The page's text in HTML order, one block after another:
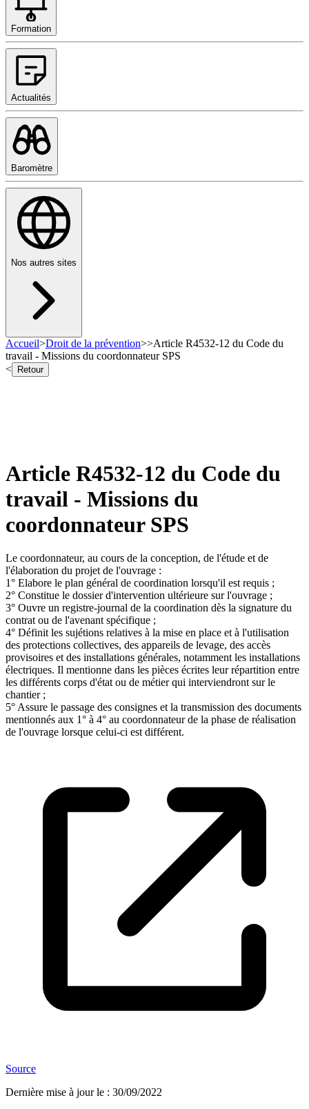
Formation
Actualités
Baromètre
Nos autres sites
Accueil>Droit de la prévention>>Article R4532-12 du Code du
travail - Missions du coordonnateur SPS
<
Retour
Article R4532-12 du Code du
travail - Missions du
coordonnateur SPS
Le coordonnateur, au cours de la conception, de l'étude et de
l'élaboration du projet de l'ouvrage :
1° Elabore le plan général de coordination lorsqu'il est requis ;
2° Constitue le dossier d'intervention ultérieure sur l'ouvrage ;
3° Ouvre un registre-journal de la coordination dès la signature du
contrat ou de l'avenant spécifique ;
4° Définit les sujétions relatives à la mise en place et à l'utilisation
des protections collectives, des appareils de levage, des accès
provisoires et des installations générales, notamment les installations
électriques. Il mentionne dans les pièces écrites leur répartition entre
les différents corps d'état ou de métier qui interviendront sur le
chantier ;
5° Assure le passage des consignes et la transmission des documents
mentionnés aux 1° à 4° au coordonnateur de la phase de réalisation
de l'ouvrage lorsque celui-ci est différent.
Source
Dernière mise à jour le : 30/09/2022